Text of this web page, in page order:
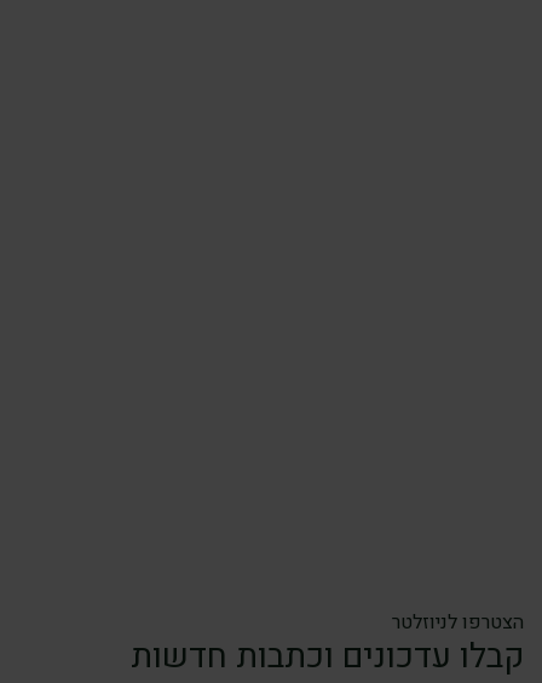
הצטרפו לניוזלטר
קבלו עדכונים וכתבות חדשות